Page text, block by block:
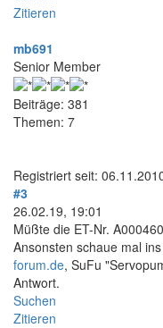
Zitieren
mb691
Senior Member
Beiträge: 381
Themen: 7
Registriert seit:
#3
26.02.19, 19:01
Müßte die ET-Nr.
Ansonsten schaue mal
forum.de, SuFu
Antwort.
Suchen
Zitieren